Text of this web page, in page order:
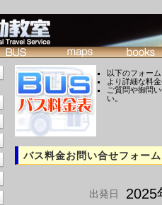
以下のフォー
より詳細な料
ご質問や御問
い。
バス料金お問い合せフォーム
出発日 2025